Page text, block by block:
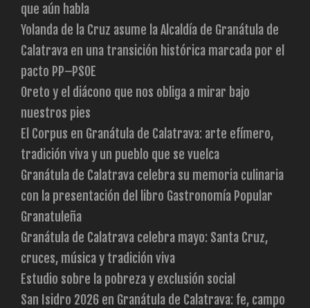
que aún habla
Yolanda de la Cruz asume la Alcaldía de Granátula de
Calatrava en una transición histórica marcada por el
pacto PP–PSOE
Oreto y el diácono que nos obliga a mirar bajo
nuestros pies
El Corpus en Granátula de Calatrava: arte efímero,
tradición viva y un pueblo que se vuelca
Granátula de Calatrava celebra su memoria culinaria
con la presentación del libro Gastronomía Popular
Granatuleña
Granátula de Calatrava celebra mayo: Santa Cruz,
cruces, música y tradición viva
Estudio sobre la pobreza y exclusión social
San Isidro 2026 en Granátula de Calatrava: fe, campo